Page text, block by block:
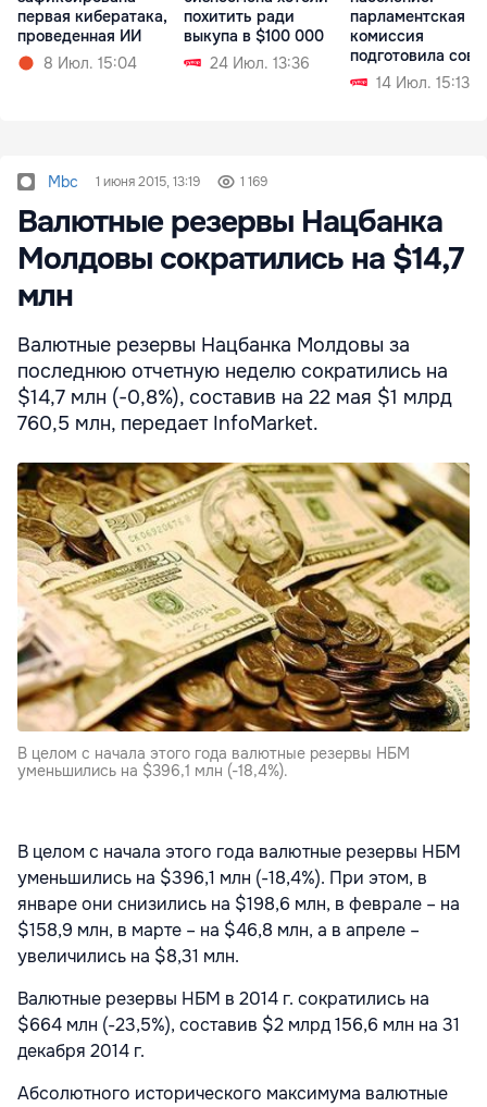
первая кибератака,
проведенная ИИ
8 Июл. 15:04
похитить ради
выкупа в $100 000
24 Июл. 13:36
парламентская
комиссия
подготовила
для кабмина
14 Июл. 15:13
Mbc 1 июня 2015, 13:19 1 169
Валютные резервы Нацбанка
Молдовы сократились на $14,7
млн
Валютные резервы Нацбанка Молдовы за
последнюю отчетную неделю сократились на
$14,7 млн (-0,8%), составив на 22 мая $1 млрд
760,5 млн, передает InfoMarket.
В целом с начала этого года валютные резервы НБМ
уменьшились на $396,1 млн (-18,4%).
В целом с начала этого года валютные резервы НБМ
уменьшились на $396,1 млн (-18,4%). При этом, в
январе они снизились на $198,6 млн, в феврале – на
$158,9 млн, в марте – на $46,8 млн, а в апреле –
увеличились на $8,31 млн.
Валютные резервы НБМ в 2014 г. сократились на
$664 млн (-23,5%), составив $2 млрд 156,6 млн на 31
декабря 2014 г.
Абсолютного исторического максимума валютные